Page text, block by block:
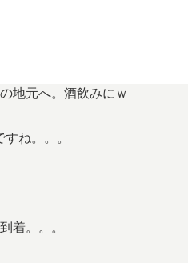
地元へ。酒飲みにｗ
ね。。。
着。。。